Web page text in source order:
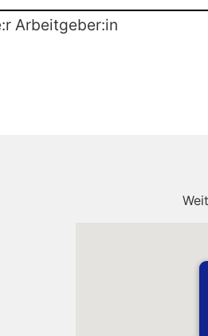
Arbeitgeber:in